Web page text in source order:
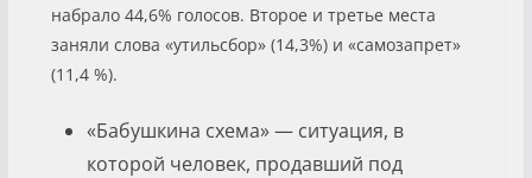
набрало 44,6% голосов. Второе и третье места
заняли слова «утильсбор» (14,3%) и «самозапрет»
(11,4 %).
«Бабушкина схема» — ситуация, в
которой человек, продавший под